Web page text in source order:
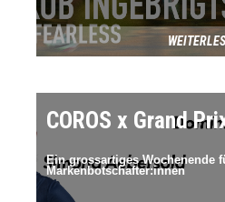
COROS x Grand
Ein grossartiges Wochenende
Markenbotschafter:innen